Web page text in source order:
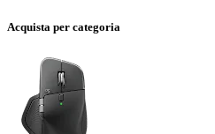
Acquista per categoria